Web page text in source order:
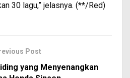
30 lagu,” jelasnya. (**/Red)
Post
yang Menyenangkan